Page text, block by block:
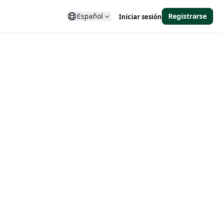
Español Iniciar sesión Registrarse